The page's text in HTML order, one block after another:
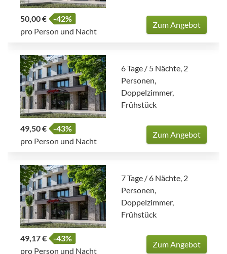
50,00 €
-42%
pro Person und Nacht
Zum Angebot
6 Tage / 5 Nächte, 2
Personen,
Doppelzimmer,
Frühstück
49,50 €
-43%
pro Person und Nacht
Zum Angebot
7 Tage / 6 Nächte, 2
Personen,
Doppelzimmer,
Frühstück
49,17 €
-43%
pro Person und Nacht
Zum Angebot